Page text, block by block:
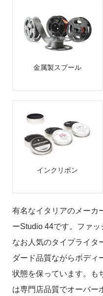
金属製スプール
インクリボン
有名なイタリアのメーカ
ーStudio 44です。ファ
なお人気のタイプライタ
ダード品質ながらボディ
状態を保っています。も
は専門店品質でオーバー